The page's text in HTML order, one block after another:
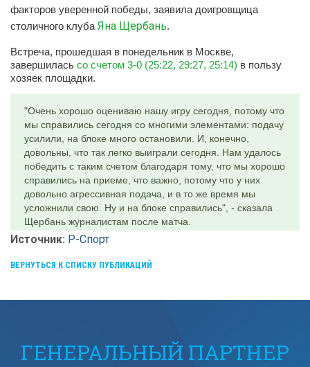
факторов уверенной победы, заявила доигровщица
столичного клуба Яна Щербань.
Встреча, прошедшая в понедельник в Москве,
завершилась со счетом 3-0 (25:22, 29:27, 25:14) в пользу
хозяек площадки.
"Очень хорошо оцениваю нашу игру сегодня, потому что
мы справились сегодня со многими элементами: подачу
усилили, на блоке много остановили. И, конечно,
довольны, что так легко выиграли сегодня. Нам удалось
победить с таким счетом благодаря тому, что мы хорошо
справились на приеме, что важно, потому что у них
довольно агрессивная подача, и в то же время мы
усложнили свою. Ну и на блоке справились", - сказала
Щербань журналистам после матча.
Источник: Р-Спорт
ВЕРНУТЬСЯ К СПИСКУ ПУБЛИКАЦИЙ
ГЕНЕРАЛЬНЫЙ ПАРТНЕР